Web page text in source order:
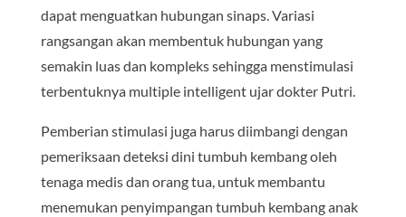
dapat menguatkan hubungan sinaps. Variasi
rangsangan akan membentuk hubungan yang
semakin luas dan kompleks sehingga menstimulasi
terbentuknya multiple intelligent ujar dokter Putri.
Pemberian stimulasi juga harus diimbangi dengan
pemeriksaan deteksi dini tumbuh kembang oleh
tenaga medis dan orang tua, untuk membantu
menemukan penyimpangan tumbuh kembang anak